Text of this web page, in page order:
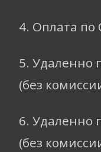
4. Оплата по
5. Удаленно
(без
6. Удаленно
(без